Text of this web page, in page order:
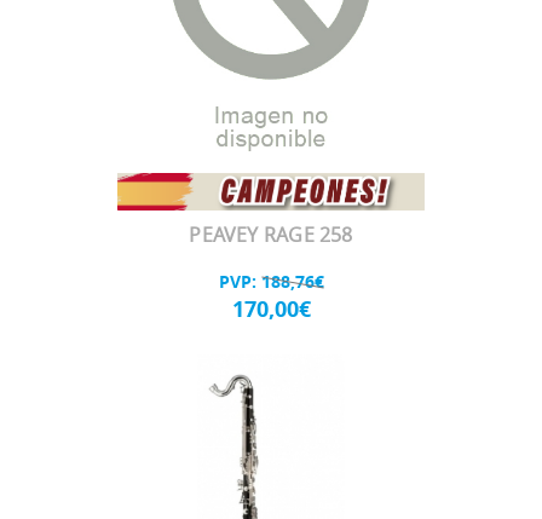
PEAVEY RAGE 258
PVP: 188,76€
170,00€